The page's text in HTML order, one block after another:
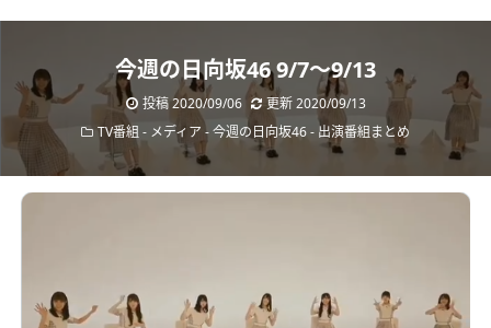
今週の日向坂46 9/7～9/13
投稿 2020/09/06
更新 2020/09/13
TV番組 - メディア -今週の日向坂46- 出演番組まとめ